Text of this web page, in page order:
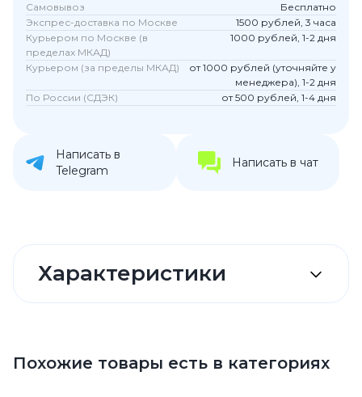
Самовывоз
Бесплатно
Экспрес-доставка по Москве
1500 рублей, 3 часа
Курьером по Москве (в
пределах МКАД)
1000 рублей, 1-2 дня
Курьером (за пределы МКАД)
от 1000 рублей (уточняйте у
менеджера), 1-2 дня
По России (СДЭК)
от 500 рублей, 1-4 дня
Написать в
Telegram
Написать в чат
Характеристики
Похожие товары есть в категориях